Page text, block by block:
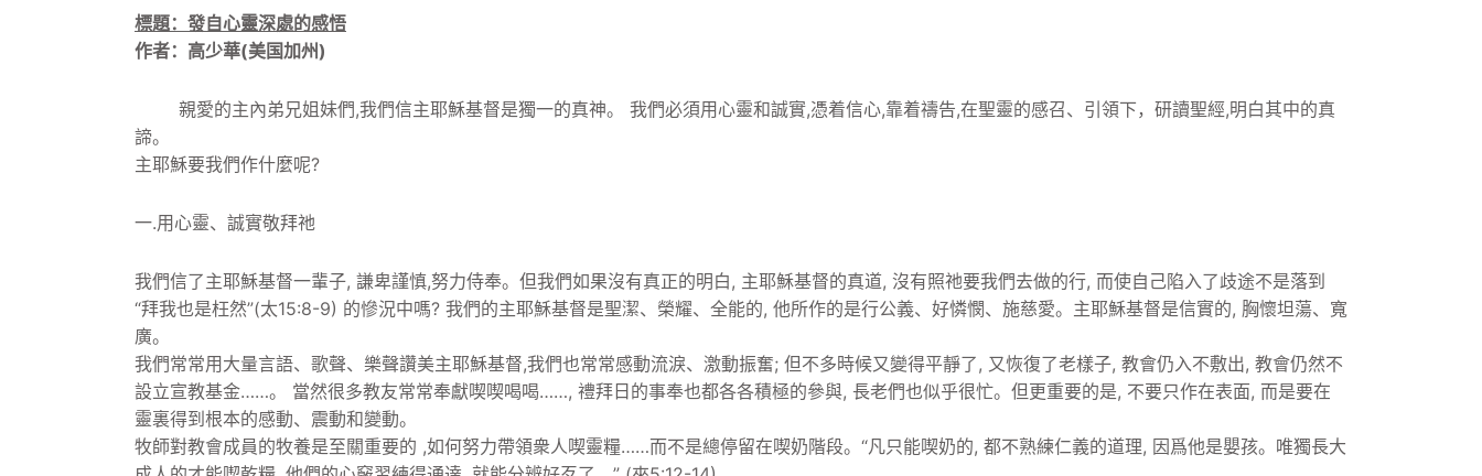
標題：發自心靈深處的感悟
作者：高少華(美国加州)
親愛的主內弟兄姐妹們,我們信主耶穌基督是獨一的真神。 我們必須用心靈和誠實,憑着信心,靠着禱告,在聖靈的感召、引領下，研讀聖經,明白其中的真
諦。
主耶穌要我們作什麼呢?
一.用心靈、誠實敬拜祂
我們信了主耶穌基督一輩子, 謙卑謹慎,努力侍奉。但我們如果沒有真正的明白, 主耶穌基督的真道, 沒有照祂要我們去做的行, 而使自己陷入了歧途不是落到
“拜我也是枉然”(太15:8-9) 的慘況中嗎? 我們的主耶穌基督是聖潔、榮耀、全能的, 他所作的是行公義、好憐憫、施慈愛。主耶穌基督是信實的, 胸懷坦蕩、寬
廣。
我們常常用大量言語、歌聲、樂聲讚美主耶穌基督,我們也常常感動流淚、激動振奮; 但不多時候又變得平靜了, 又恢復了老樣子, 教會仍入不敷出, 教會仍然不
設立宣教基金……。 當然很多教友常常奉獻喫喫喝喝……, 禮拜日的事奉也都各各積極的參與, 長老們也似乎很忙。但更重要的是, 不要只作在表面, 而是要在
靈裏得到根本的感動、震動和變動。
牧師對教會成員的牧養是至關重要的 ,如何努力帶領衆人喫靈糧……而不是總停留在喫奶階段。“凡只能喫奶的, 都不熟練仁義的道理, 因爲他是嬰孩。唯獨長大